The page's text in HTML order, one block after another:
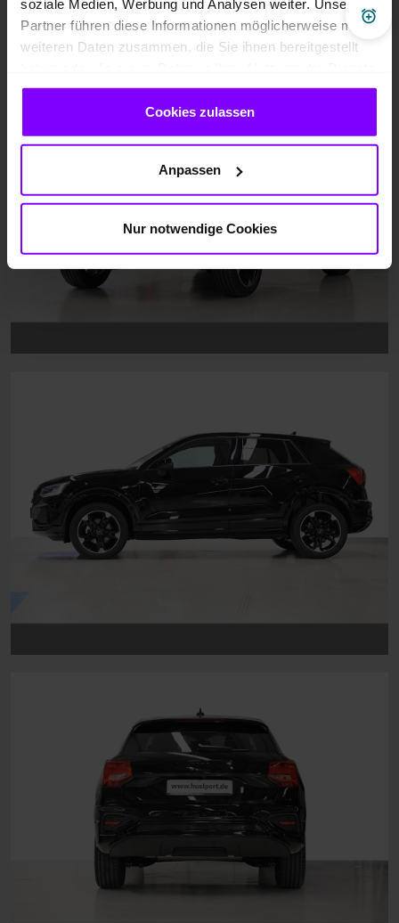
soziale Medien, Werbung und Analysen weiter. Unsere
Partner führen diese Informationen möglicherweise mit
weiteren Daten zusammen, die Sie ihnen bereitgestellt
gesammelt haben.
Cookies zulassen
Anpassen
Nur notwendige Cookies